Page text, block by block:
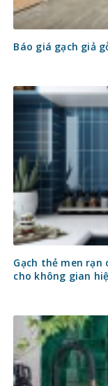
Báo giá gạch giả
Gạch thẻ men
cho không gian